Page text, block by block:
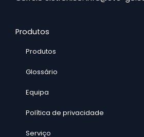
Produtos
Produtos
Glossário
Equipa
Política de privacidade
Serviço